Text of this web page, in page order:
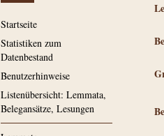
Startseite
Statistiken zum
Datenbestand
Benutzerhinweise
Listenübersicht: Lemmata,
Belegansätze, Lesungen